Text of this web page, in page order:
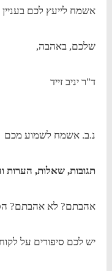
אשמח לייעץ לכם
שלכם, באהבה,
ד"ר יניב זייד
נ.ב. אשמח לשמוע מכם
תגובות, שאלות, הערות
אהבתם? לא אהבתם?
יש לכם סיפורים על